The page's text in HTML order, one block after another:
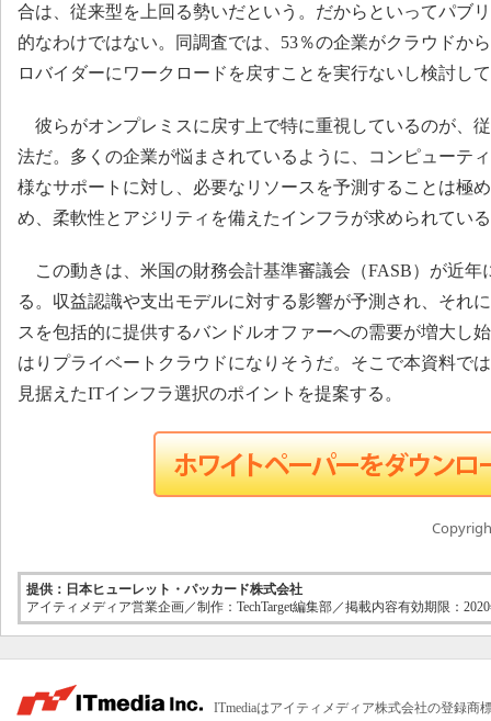
合は、従来型を上回る勢いだという。だからといってパブ
的なわけではない。同調査では、53％の企業がクラウドか
ロバイダーにワークロードを戻すことを実行ないし検討し
彼らがオンプレミスに戻す上で特に重視しているのが、
法だ。多くの企業が悩まされているように、コンピューテ
様なサポートに対し、必要なリソースを予測することは極
め、柔軟性とアジリティを備えたインフラが求められてい
この動きは、米国の財務会計基準審議会（FASB）が近年
る。収益認識や支出モデルに対する影響が予測され、それ
スを包括的に提供するバンドルオファーへの需要が増大し
はりプライベートクラウドになりそうだ。そこで本資料で
見据えたITインフラ選択のポイントを提案する。
提供：日本ヒューレット・パッカード株式会社
アイティメディア営業企画／制作：TechTarget編集部／掲載内容有効期限：
ITmediaはアイティメディア株式会社の登録商